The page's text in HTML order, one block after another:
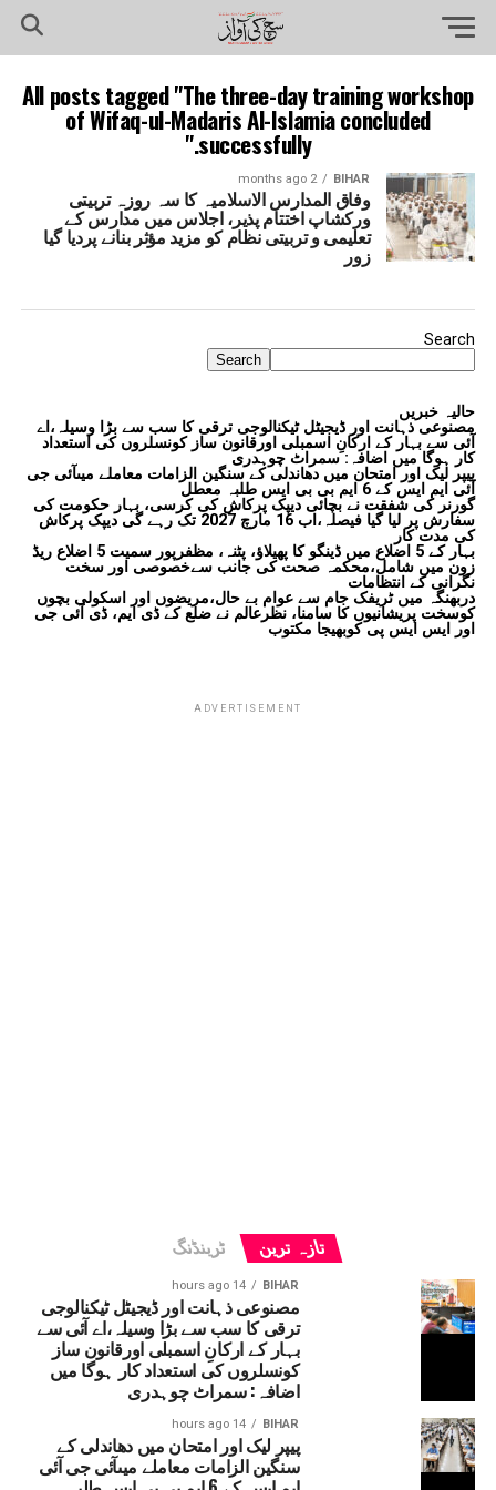
All posts tagged "The three-day training workshop
of Wifaq-ul-Madaris Al-Islamia concluded
successfully."
BIHAR
2 months ago
وفاق المدارس الاسلامیہ کا سہ روزہ تربیتی
ورکشاپ اختتام پذیر، اجلاس میں مدارس کے
تعلیمی و تربیتی نظام کو مزید مؤثر بنانے پردیا گیا
زور
Search
Search
حالیہ خبریں
مصنوعی ذہانت اور ڈیجیٹل ٹیکنالوجی ترقی کا سب سے بڑا وسیلہ،اے
آئی سے بہار کے ارکانِ اسمبلی اورقانون ساز کونسلروں کی استعداد
کار ہوگا میں اضافہ: سمراٹ چوہدری
پیپر لیک اور امتحان میں دھاندلی کے سنگین الزامات معاملے میںآئی جی
آئی ایم ایس کے 6 ایم بی بی ایس طلبہ معطل
گورنر کی شفقت نے بچائی دیپک پرکاش کی کرسی، بہار حکومت کی
سفارش پر لیا گیا فیصلہ،اب 16 مارچ 2027 تک رہے گی دیپک پرکاش
کی مدت کار
بہار کے 5 اضلاع میں ڈینگو کا پھیلاؤ، پٹنہ، مظفرپور سمیت 5 اضلاع ریڈ
زون میں شامل،محکمہ صحت کی جانب سےخصوصی اور سخت
نگرانی کے انتظامات
دربھنگہ میں ٹریفک جام سے عوام بے حال،مریضوں اور اسکولی بچوں
کوسخت پریشانیوں کا سامنا، نظرعالم نے ضلع کے ڈی ایم، ڈی آئی جی
اور ایس ایس پی کوبھیجا مکتوب
ADVERTISEMENT
تازہ ترین ٹرینڈنگ
BIHAR
14 hours ago
مصنوعی ذہانت اور ڈیجیٹل ٹیکنالوجی
ترقی کا سب سے بڑا وسیلہ،اے آئی سے
بہار کے ارکانِ اسمبلی اورقانون ساز
کونسلروں کی استعداد کار ہوگا میں
اضافہ: سمراٹ چوہدری
BIHAR
14 hours ago
پیپر لیک اور امتحان میں دھاندلی کے
سنگین الزامات معاملے میںآئی جی آئی